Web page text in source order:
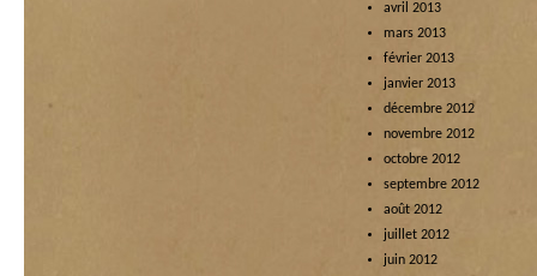
avril 2013
mars 2013
février 2013
janvier 2013
décembre 2012
novembre 2012
octobre 2012
septembre 2012
août 2012
juillet 2012
juin 2012